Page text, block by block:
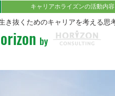
キャリアホライズンの活動内容
き抜くためのキャリアを考える
by